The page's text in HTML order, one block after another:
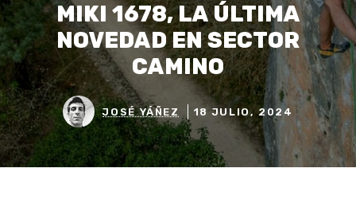
MIKI 1678, LA ÚLTIMA
NOVEDAD EN SECTOR
CAMINO
JOSÉ YÁÑEZ 18 JULIO, 2024